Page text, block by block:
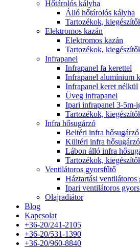
Hőtárolós kályha
Álló hőtárolós kályha
Tartozékok,
Elektromos kazán
Elektromos kazán
Tartozékok,
Infrapanel
Infrapanel fa kerettel
Infrapanel alumínium
Infrapanel keret nélkül
Üveg infrapanel
Ipari infrapanel 3-5m-
Tartozékok,
Infra hősugárzó
Beltéri infra hősugárzó
Kültéri infra hősugárzó
Lábon álló infra
Tartozékok,
Ventilátoros gyorsfűtő
Háztartási ventilátoros
Ipari ventilátoros
Olajradiátor
Blog
Kapcsolat
+36-20/241-2105
+36-20/531-1390
+36-20/960-8840